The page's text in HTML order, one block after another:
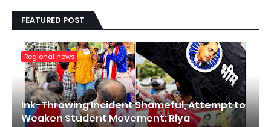
FEATURED POST
Regional news
Ink-Throwing Incident Shameful, Attempt to
Weaken Student Movement: Riya